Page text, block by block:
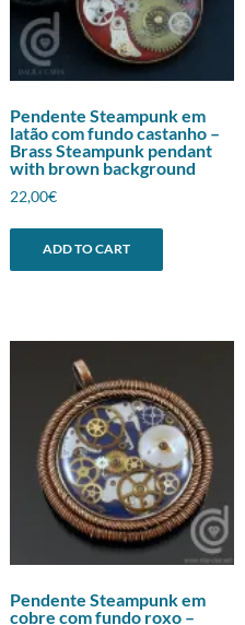
Pendente Steampunk em
latão com fundo castanho –
Brass Steampunk pendant
with brown background
22,00€
ADD TO CART
Pendente Steampunk em
cobre com fundo roxo –